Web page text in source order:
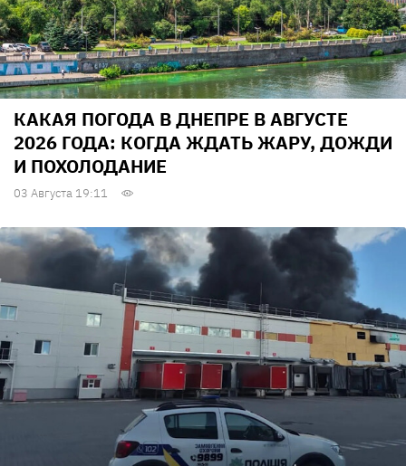
КАКАЯ ПОГОДА В ДНЕПРЕ В АВГУСТЕ
2026 ГОДА: КОГДА ЖДАТЬ ЖАРУ, ДОЖДИ
И ПОХОЛОДАНИЕ
03 Августа 19:11